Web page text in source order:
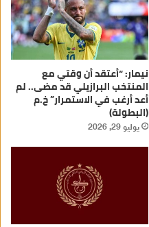
نيمار: “أعتقد أن وقتي مع
المنتخب البرازيلي قد مضى.. لم
أعد أرغب في الاستمرار” خ.م
(البطولة)
يوليو 29, 2026